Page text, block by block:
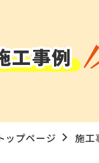
工事例
ップページ 施工